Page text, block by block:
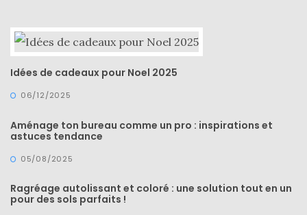
Idées de cadeaux pour Noel 2025
06/12/2025
Aménage ton bureau comme un pro : inspirations et
astuces tendance
05/08/2025
Ragréage autolissant et coloré : une solution tout en un
pour des sols parfaits !